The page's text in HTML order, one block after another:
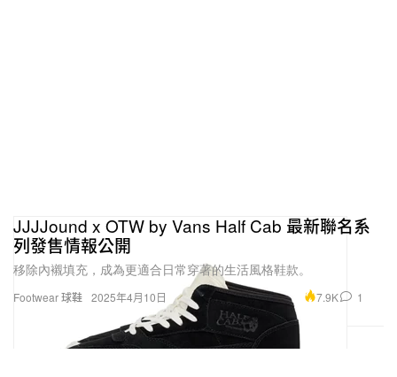
Footwear 球鞋
JJJJound x OTW by Vans Half Cab 最新聯名系
列發售情報公開
移除內襯填充，成為更適合日常穿著的生活風格鞋款。
2025年4月10日 7.9K 1